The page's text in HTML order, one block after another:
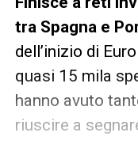
tra Spagna e
dell’inizio di
quasi 15 mila
hanno avuto
riuscire a